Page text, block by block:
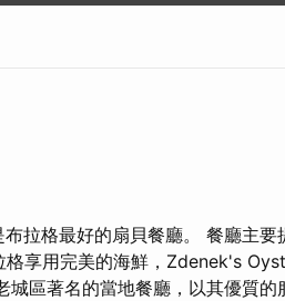
拉格最好的扇貝餐廳。 餐廳主要
享用完美的海鮮，Zdenek's
區著名的當地餐廳，以其優質的